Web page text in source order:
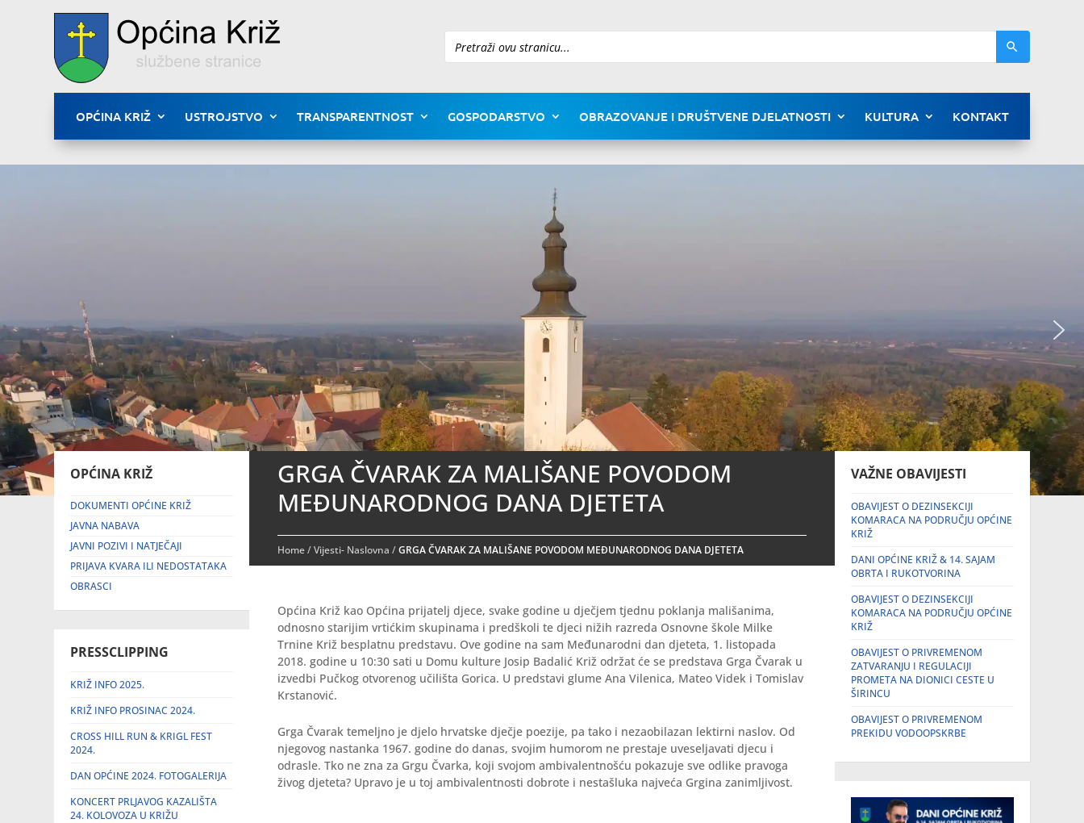
Pretraži
OPĆINA KRIŽ USTROJSTVO TRANSPARENTNOST GOSPODARSTVO OBRAZOVANJE I DRUŠTVENE DJELATNOSTI KULTURA KONTAKT
OPĆINA KRIŽ
DOKUMENTI OPĆINE KRIŽ
JAVNA NABAVA
JAVNI POZIVI I NATJEČAJI
PRIJAVA KVARA ILI NEDOSTATAKA
OBRASCI
PRESSCLIPPING
KRIŽ INFO 2025.
KRIŽ INFO PROSINAC 2024.
CROSS HILL RUN & KRIGL FEST
2024.
DAN OPĆINE 2024. FOTOGALERIJA
KONCERT PRLJAVOG KAZALIŠTA
24. KOLOVOZA U KRIŽU
GRGA ČVARAK ZA MALIŠANE POVODOM
MEĐUNARODNOG DANA DJETETA
Home/Vijesti- Naslovna /GRGA ČVARAK ZA MALIŠANE POVODOM MEĐUNARODNOG DANA DJETETA
Općina Križ kao Općina prijatelj djece, svake godine u dječjem tjednu poklanja mališanima,
odnosno starijim vrtićkim skupinama i predškoli te djeci nižih razreda Osnovne škole Milke
Trnine Križ besplatnu predstavu. Ove godine na sam Međunarodni dan djeteta, 1. listopada
2018. godine u 10:30 sati u Domu kulture Josip Badalić Križ održat će se predstava Grga Čvarak u
izvedbi Pučkog otvorenog učilišta Gorica. U predstavi glume Ana Vilenica, Mateo Videk i Tomislav
Krstanović.
Grga Čvarak temeljno je djelo hrvatske dječje poezije, pa tako i nezaobilazan lektirni naslov. Od
njegovog nastanka 1967. godine do danas, svojim humorom ne prestaje uveseljavati djecu i
odrasle. Tko ne zna za Grgu Čvarka, koji svojom ambivalentnošću pokazuje sve odlike pravoga
živog djeteta? Upravo je u toj ambivalentnosti dobrote i nestašluka najveća Grgina zanimljivost.
VAŽNE OBAVIJESTI
OBAVIJEST O DEZINSEKCIJI
KOMARACA NA PODRUČJU OPĆINE
KRIŽ
DANI OPĆINE KRIŽ & 14. SAJAM
OBRTA I RUKOTVORINA
OBAVIJEST O DEZINSEKCIJI
KOMARACA NA PODRUČJU OPĆINE
KRIŽ
OBAVIJEST O PRIVREMENOM
ZATVARANJU I REGULACIJI
PROMETA NA DIONICI CESTE U
ŠIRINCU
OBAVIJEST O PRIVREMENOM
PREKIDU VODOOPSKRBE